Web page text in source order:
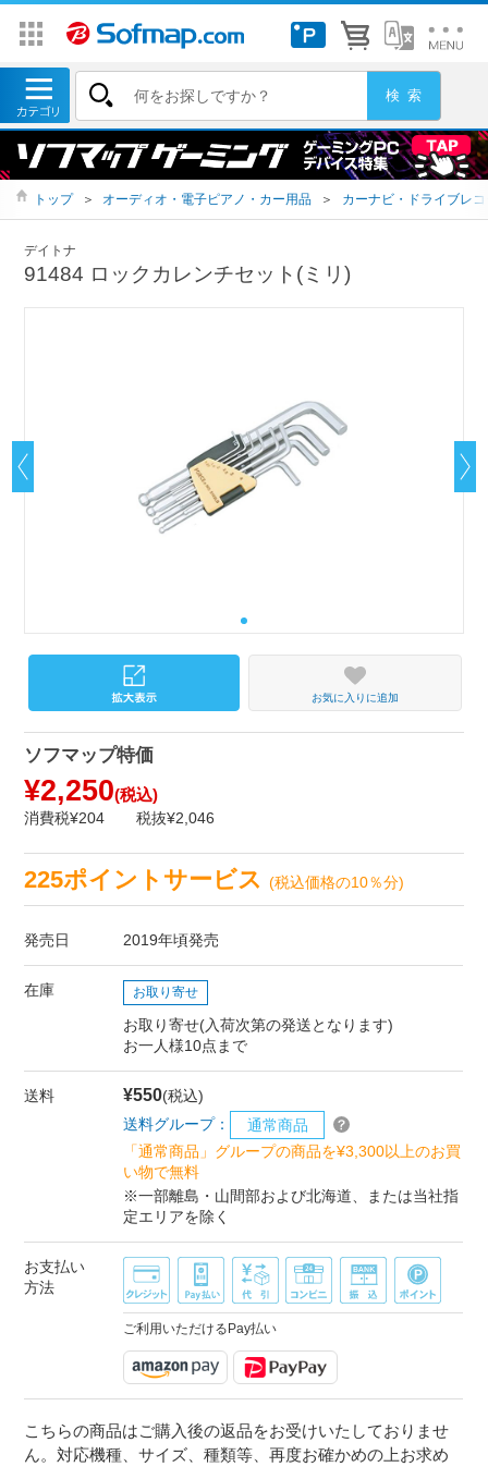
トップ ＞ オーディオ・電子ピアノ・カー用品 ＞ カーナビ・ドライブレ
デイトナ
91484 ロックカレンチセット(ミリ)
お気に入りに追加
ソフマップ特価
¥2,250(税込)
消費税¥204 税抜¥2,046
225ポイントサービス(税込価格の10％分)
発売日 2019年頃発売
在庫 お取り寄せ
お取り寄せ(入荷次第の発送となります)
お一人様10点まで
送料 ¥550(税込)
送料グループ：
通常商品
「通常商品」グループの商品を¥3,300以上のお買
い物で無料
※一部離島・山間部および北海道、または当社指
定エリアを除く
お支払い
方法
ご利用いただけるPay払い
こちらの商品はご購入後の返品をお受けいたしておりませ
ん。対応機種、サイズ、種類等、再度お確かめの上お求め